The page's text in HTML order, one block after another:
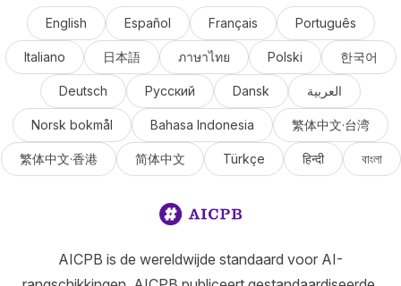
English Español Français Português
Italiano 日本語 ภาษาไทย Polski 한국어
Deutsch Русский Dansk العربية
Norsk bokmål Bahasa Indonesia 繁体中文·台湾
繁体中文·香港 简体中文 Türkçe हिन्दी বাংলা
AICPB is de wereldwijde standaard voor AI-